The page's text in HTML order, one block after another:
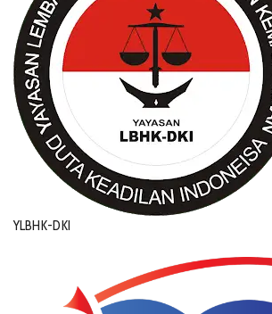
YLBHK-DKI